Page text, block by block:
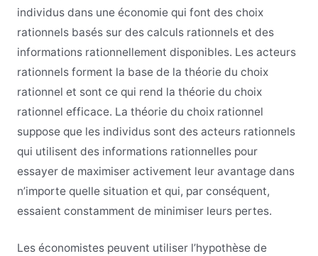
individus dans une économie qui font des choix
rationnels basés sur des calculs rationnels et des
informations rationnellement disponibles. Les acteurs
rationnels forment la base de la théorie du choix
rationnel et sont ce qui rend la théorie du choix
rationnel efficace. La théorie du choix rationnel
suppose que les individus sont des acteurs rationnels
qui utilisent des informations rationnelles pour
essayer de maximiser activement leur avantage dans
n’importe quelle situation et qui, par conséquent,
essaient constamment de minimiser leurs pertes.
Les économistes peuvent utiliser l’hypothèse de